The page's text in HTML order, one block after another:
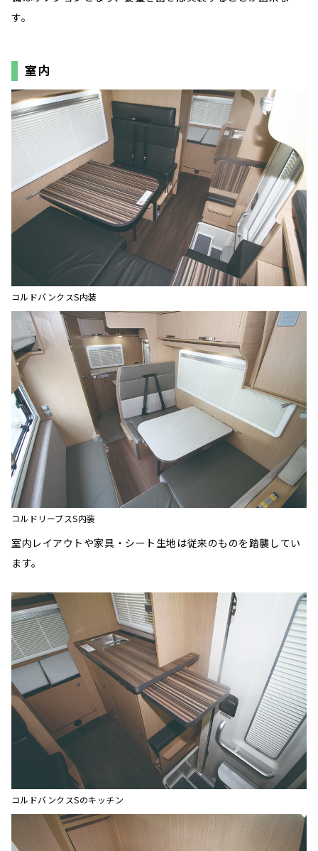
す。
室内
コルドバンクスS内装
コルドリーブスS内装
室内レイアウトや家具・シート生地は従来のものを踏襲してい
ます。
コルドバンクスSのキッチン